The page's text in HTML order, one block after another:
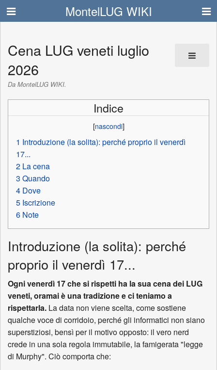
MontelLUG WIKI
Cena LUG veneti luglio
2026
Da MontelLUG WIKI.
Indice
1 Introduzione (la solita): perché proprio il venerdì
17...
2 La cena
3 Quando
4 Dove
5 Iscrizione
6 Note
Introduzione (la solita): perché
proprio il venerdì 17...
Ogni venerdì 17 che si rispetti ha la sua cena dei LUG
veneti, oramai è una tradizione e ci teniamo a
rispettarla. La data non viene scelta, come sostiene
qualche voce di corridoio, perché gli informatici non siano
superstiziosi, bensì per il motivo opposto: il vero nerd
crede in una sola regola immutabile, la famigerata "legge
di Murphy". Ciò comporta che: